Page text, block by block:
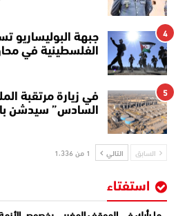
4
جبهة البوليساريو
الفلسطينية في
5
في زيارة مرتقبة
السادس” سيدشن
السابق التالي 1 من 1٬336
استفتاء